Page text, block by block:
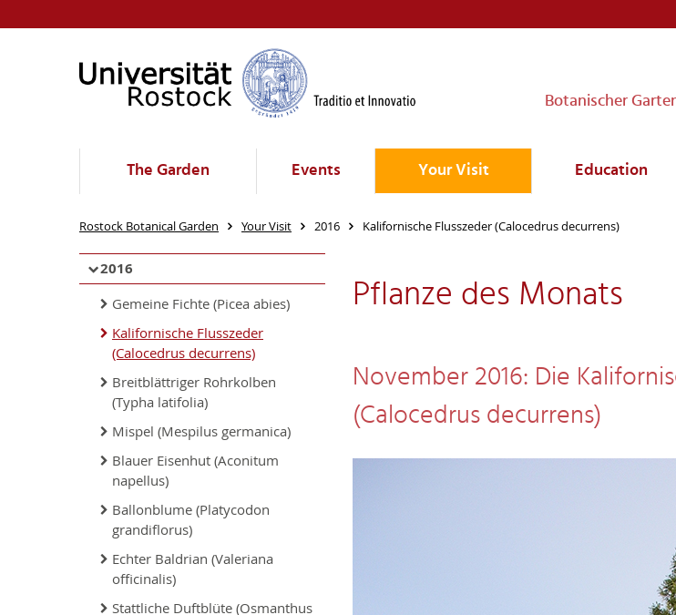
Botanischer
The Garden Events Your Visit Education
Rostock Botanical Garden Your Visit 2016 Kalifornische Flusszeder (Calocedrus decurrens)
2016
Gemeine Fichte (Picea abies)
Kalifornische Flusszeder
(Calocedrus decurrens)
Breitblättriger Rohrkolben
(Typha latifolia)
Mispel (Mespilus germanica)
Blauer Eisenhut (Aconitum
napellus)
Ballonblume (Platycodon
grandiflorus)
Echter Baldrian (Valeriana
officinalis)
Stattliche Duftblüte (Osmanthus
Pflanze des Monats
November 2016: Die
(Calocedrus decurrens)